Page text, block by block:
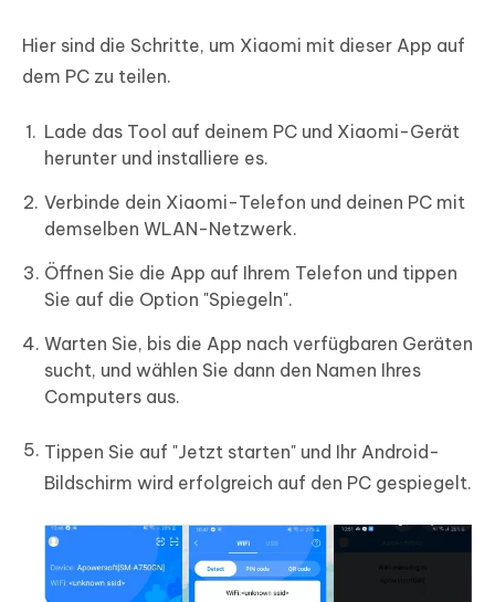
Hier sind die Schritte, um Xiaomi mit dieser App auf
dem PC zu teilen.
Lade das Tool auf deinem PC und Xiaomi-Gerät
herunter und installiere es.
Verbinde dein Xiaomi-Telefon und deinen PC mit
demselben WLAN-Netzwerk.
Öffnen Sie die App auf Ihrem Telefon und tippen
Sie auf die Option "Spiegeln".
Warten Sie, bis die App nach verfügbaren Geräten
sucht, und wählen Sie dann den Namen Ihres
Computers aus.
Tippen Sie auf "Jetzt starten" und Ihr Android-
Bildschirm wird erfolgreich auf den PC gespiegelt.